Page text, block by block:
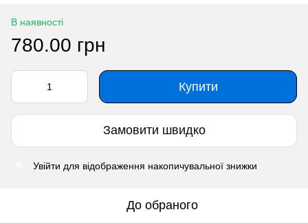
В наявності
780.00 грн
Купити
Замовити швидко
Увійти для відображення накопичувальної знижки
До обраного